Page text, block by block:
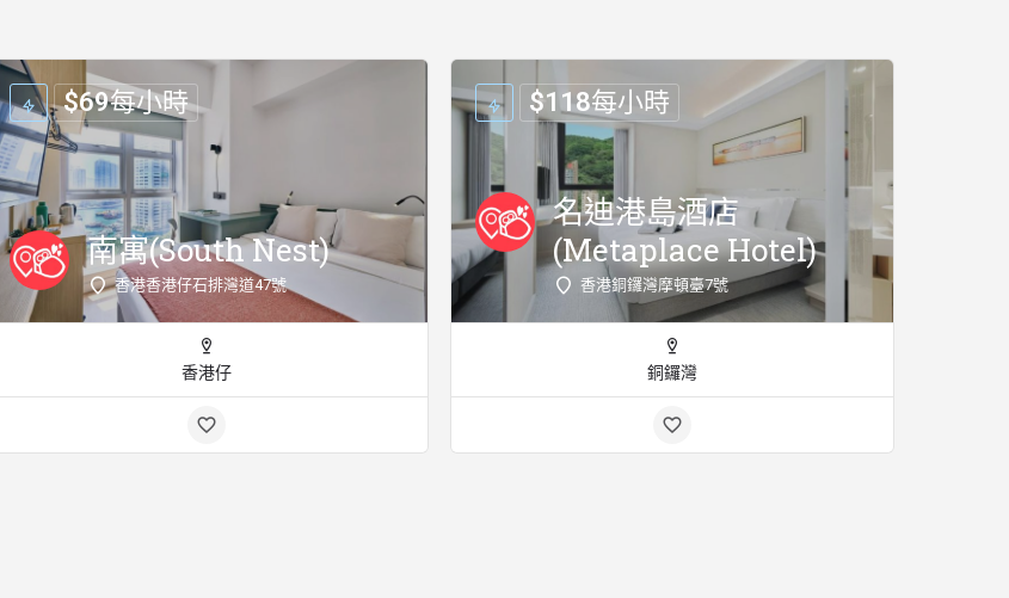
南寓(South Nest)
香港香港仔石排灣道47號
$69每小時
香港仔
名迪港島酒店
(Metaplace Hotel)
香港銅鑼灣摩頓臺7號
$118每小時
銅鑼灣